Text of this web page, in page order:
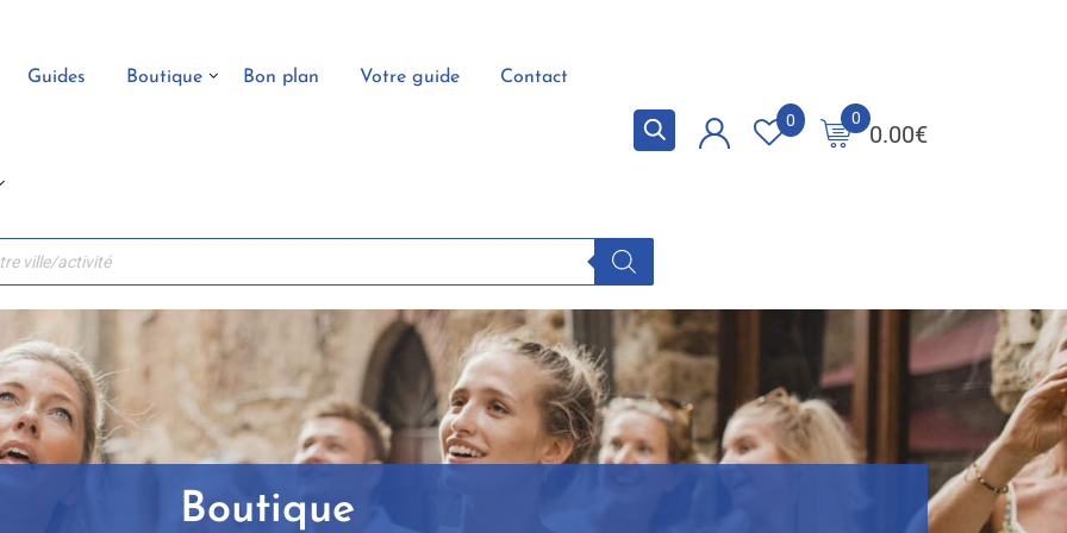
Guides Boutique Bon plan Votre guide Contact
0.00€
0
0
Boutique